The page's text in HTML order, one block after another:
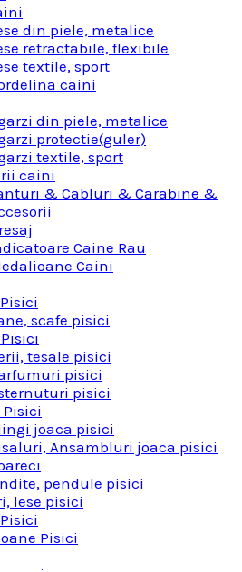
din piele, metalice
retractabile, flexibile
textile, sport
caini
din piele, metalice
protectie(guler)
textile, sport
caini
& Cabluri & Carabine &
Caine Rau
Caini
scafe pisici
tesale pisici
pisici
pisici
joaca pisici
Ansambluri joaca pisici
pendule pisici
lese pisici
Pisici